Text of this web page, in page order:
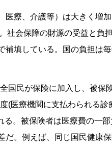
療、介護等）は大きく増
社会保障の財源の受益と負
填している。国の負担は
国民が保険に加入し、被
(医療機関に支払わられる
。被保険者は医療費の一
。例えば、同じ国民健康